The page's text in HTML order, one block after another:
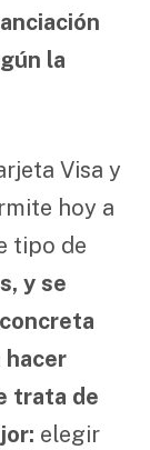
la
Visa y
hoy a
tipo de
y se
hacer
trata de
elegir